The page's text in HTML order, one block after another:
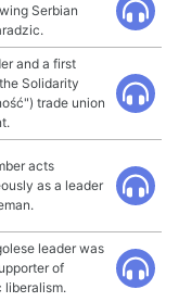
Serbian
and a first
Solidarity
trade union
acts
as a leader
leader was
of
liberalism.